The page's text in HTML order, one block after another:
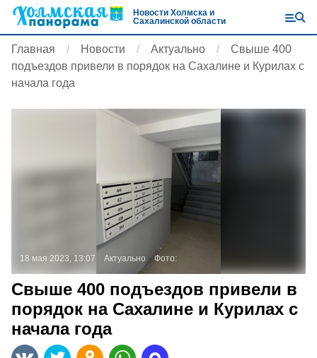
Новости Холмска и
Сахалинской области
Главная Новости Актуально
Свыше 400
подъездов привели в порядок на Сахалине и Курилах с
начала года
18 мая 2023, 13:07 Актуально Фото:
Свыше 400 подъездов привели в
порядок на Сахалине и Курилах с
начала года